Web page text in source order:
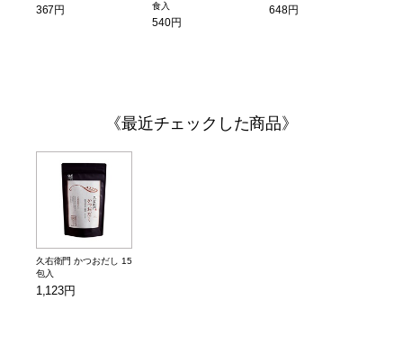
367円
食入
540円
648円
最近チェックした商品
久右衛門 かつおだし 15
包入
1,123円